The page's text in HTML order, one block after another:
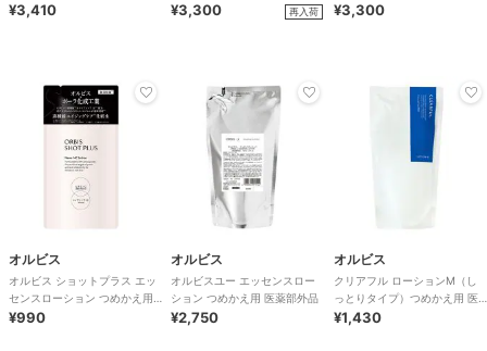
部外品
¥3,410
かえ用）医薬部外品
¥3,300 再入荷
（つめかえ用）医薬部外品
¥3,300
オルビス
オルビス ショットプラス エッ
センスローション つめかえ用
150mL
¥990
オルビス
オルビスユー エッセンスロー
ション つめかえ用 医薬部外品
¥2,750
オルビス
クリアフル ローションM（し
っとりタイプ）つめかえ用 医
薬部外品
¥1,430